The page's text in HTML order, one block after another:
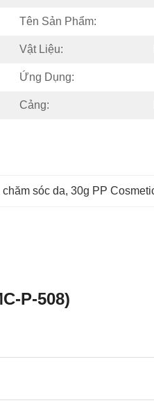
Tên Sản Phẩm:
Vật Liệu:
Ứng Dụng:
Cảng:
sóc da, 30g PP
P-508)